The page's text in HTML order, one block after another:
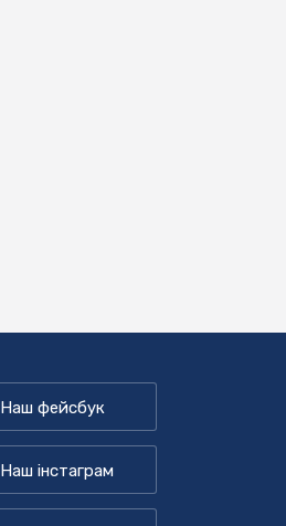
Наш фейсбук
Наш інстаграм